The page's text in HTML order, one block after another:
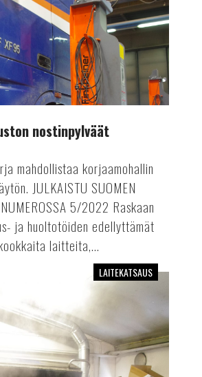
nostinpylväät
mahdollistaa korjaamohallin
JULKAISTU SUOMEN
5/2022 Raskaan
ja huoltotöiden edellyttämät
laitteita,...
LAITEKATSAUS